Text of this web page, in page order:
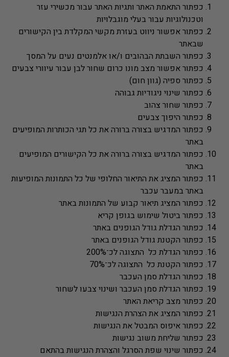
כפתור התאמת האתר ותגיות האתר עבור מכשירי עזר
וטכנולוגיות עבור בעלי מוגבלויות
כפתור אפשור ניווט בעזרת מקשי המקלדת בין הקישורים
שבאתר
כפתור השבתת הבהובים ו/או אלמנטים נעים על המסך
כפתור אפשור מצב מונו כרום שחור לבן עבור עיוורי צבעים
כפתור ספיה (גוון חום)
כפתור שינוי ניגודיות גבוהה
כפתור שחור צהוב
כפתור היפוך צבעים
כפתור המדגיש בצורה ברורה את כל תגי הכותרות המופיעים
באתר
כפתור המדגיש בצורה ברורה את כל הקישורים המופיעים
באתר
כפתור המציג את התיאור החלופי של כל התמונות המופיעות
באתר במעבר עכבר
כפתור המציג תיאור קבוע של התמונות באתר
כפתור ביטול שימוש בגופן קריא
כפתור הגדלת גודל הגופנים באתר
כפתור הקטנת גודל הגופנים באתר
כפתור הגדלת כל התצוגה לכ־200%
כפתור הקטנת כל התצוגה לכ־70%
כפתור הגדלת סמן העכבר
כפתור הגדלת סמן העכבר ושינוי צבעו לשחור
כפתור מצב קריאת האתר
כפתור המציג את הצהרת הנגישות
כפתור איפוס המבטל את הנגישות
כפתור שליחת משוב נגישות
כפתור שינוי שפת הסרגל והצהרת הנגישות בהתאם